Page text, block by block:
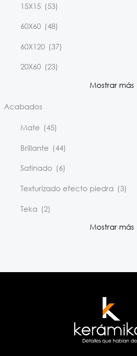
15X15 (53)
60X60 (48)
60X120 (37)
20X60 (23)
Mostrar más
Acabados
Mate (45)
Brillante (44)
Satinado (6)
Texturizado efecto piedra (3)
Teka (2)
Mostrar más